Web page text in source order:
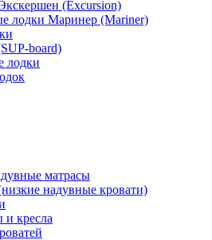
(Excursion)
лодки Маринер (Mariner)
board)
лодки
матрасы
надувные кровати)
кресла